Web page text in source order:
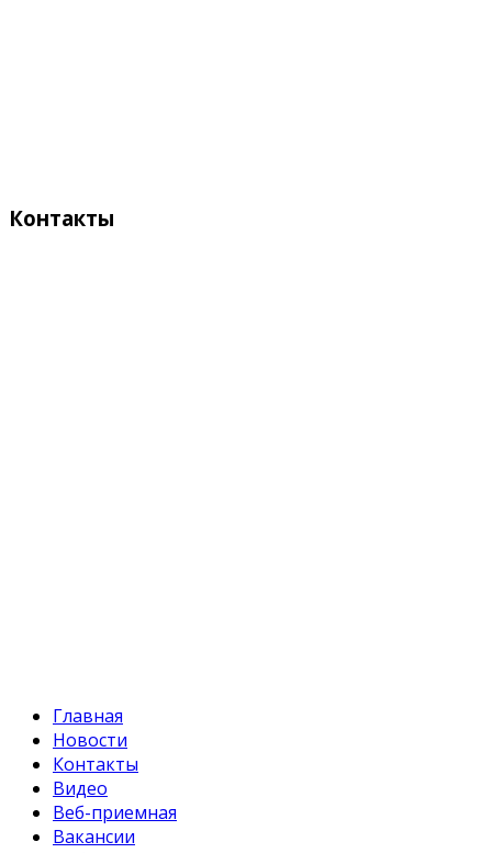
Контакты
Главная
Новости
Контакты
Видео
Веб-приемная
Вакансии